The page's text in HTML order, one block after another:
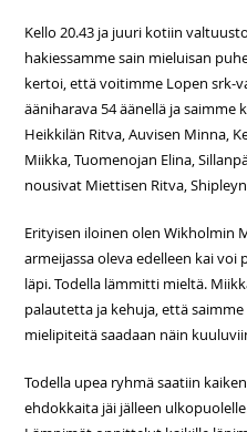
Kello 20.43 ja juuri kotiin
hakiessamme sain mieluisan
kertoi, että voitimme Lopen srk-
ääniharava 54 äänellä ja saimme
Heikkilän Ritva, Auvisen Minna,
Miikka, Tuomenojan Elina,
nousivat Miettisen Ritva,
Erityisen iloinen olen Wikholmin
armeijassa oleva edelleen kai
läpi. Todella lämmitti mieltä.
palautetta ja kehuja, että
mielipiteitä saadaan näin
Todella upea ryhmä saatiin
ehdokkaita jäi jälleen